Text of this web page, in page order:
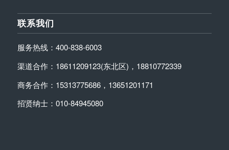
联系我们
服务热线：400-838-6003
渠道合作：18611209123(东北区)，18810772339
商务合作：15313775686，13651201171
招贤纳士：010-84945080